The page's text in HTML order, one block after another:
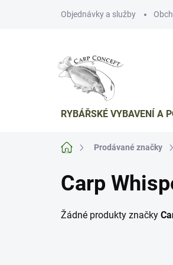
Objednávky a služby
RYBÁŘSKÉ VYBAVENÍ A
Domů Prodávané značky
Carp
Žádné produkty značky